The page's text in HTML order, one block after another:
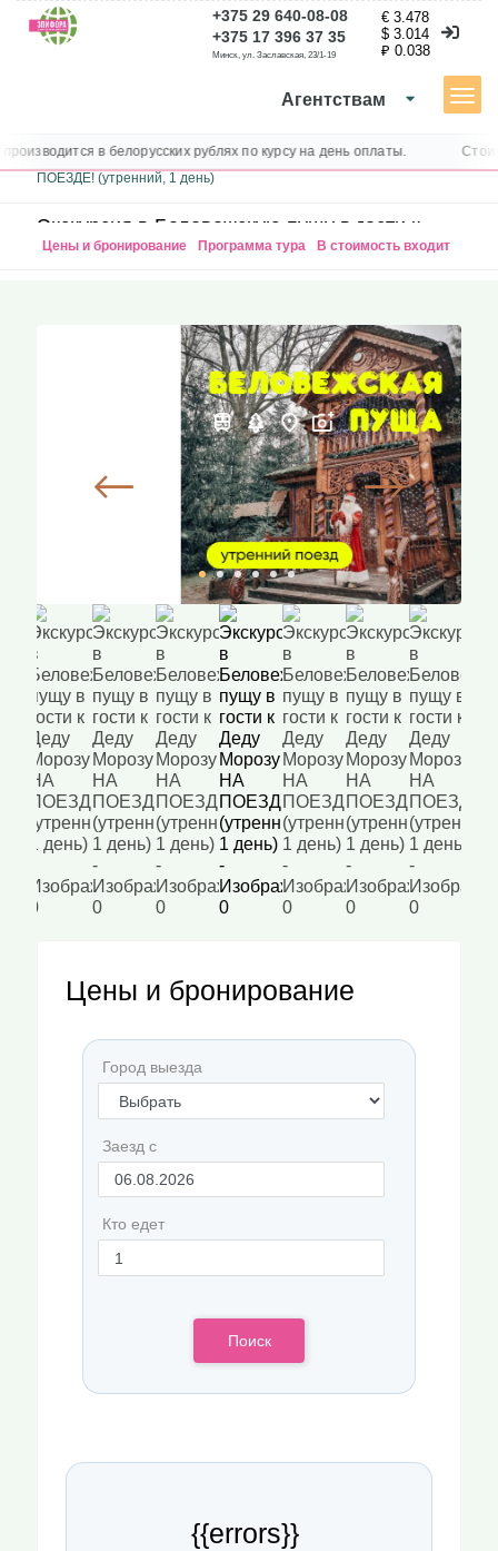
€ 3.478
$ 3.014
₽ 0.038
+375 29 640-08-08
+375 17 396 37 35
Минск, ул. Заславская, 23/1-19
Агентствам
в белорусских рублях по курсу на день оплаты.
Каталог туров
Экскурсия в Беловежскую пущу в гости к Деду Морозу НА
ПОЕЗДЕ! (утренний, 1 день)
Экскурсия в Беловежскую пущу в гости к
Деду Морозу НА ПОЕЗДЕ! (утренний, 1 день)
Цены и бронирование Программа тура В стоимость входит
Цены и бронирование
Город выезда
Заезд с
Кто едет
Поиск
{{errors}}